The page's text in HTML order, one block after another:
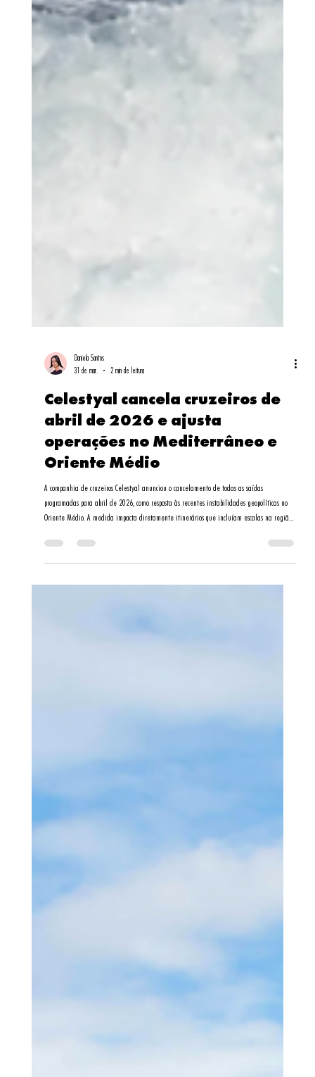
Daniela Santos
31 de mar.
2 min de leitura
Celestyal cancela cruzeiros de
abril de 2026 e ajusta
operações no Mediterrâneo e
Oriente Médio
A companhia de cruzeiros Celestyal anunciou o cancelamento de todas as saídas
e foi adotada com foco na segurança operacional e na experiência dos passageiros. De